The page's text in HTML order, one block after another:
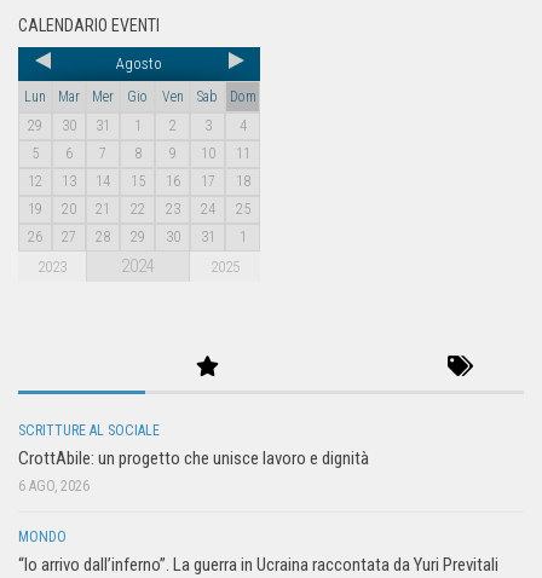
CALENDARIO EVENTI
Agosto
Lun Mar Mer Gio Ven Sab
Dom
29
30 31 1 2 3
4
5
6 7 8 9 10
11
12
13 14 15 16 17
18
19
20 21 22 23 24
25
26
27 28 29 30 31 1
2023 2024 2025
SCRITTURE AL SOCIALE
CrottAbile: un progetto che unisce lavoro e dignità
6 AGO, 2026
MONDO
“Io arrivo dall’inferno”. La guerra in Ucraina raccontata da Yuri Previtali